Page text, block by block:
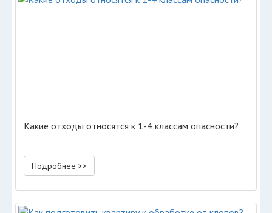
Какие отходы относятся к 1-4 классам опасности?
Подробнее >>